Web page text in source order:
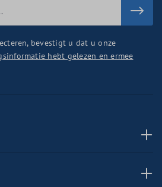
bevestigt u dat u onze
hebt gelezen en ermee